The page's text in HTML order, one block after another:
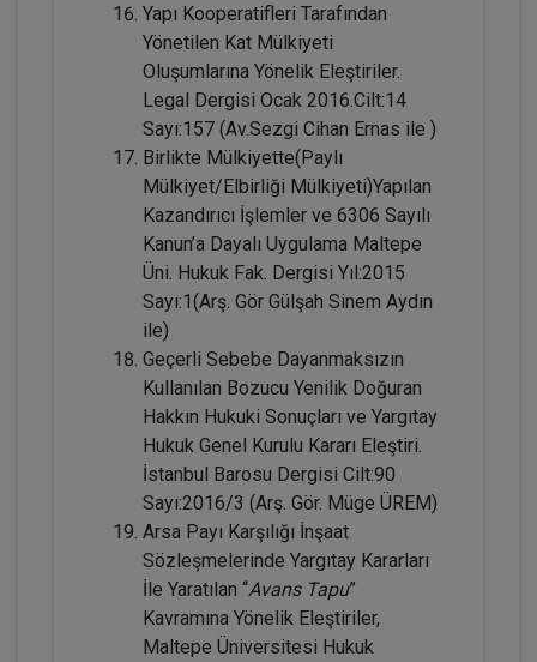
Evlilik Hukuku - IV. Medeni Hukuk
Kongresi - II. Oturum
360 TL Sepete Ekle
Tüketici Hukuku Enstitüsü
Yapı Kooperatifleri Tarafından
Yönetilen Kat Mülkiyeti
Oluşumlarına Yönelik Eleştiriler.
Legal Dergisi Ocak 2016.Cilt:14
Sayı:157 (Av.Sezgi Cihan Ernas ile )
Birlikte Mülkiyette(Paylı
Mülkiyet/Elbirliği Mülkiyeti)Yapılan
Kazandırıcı İşlemler ve 6306 Sayılı
Kanun’a Dayalı Uygulama Maltepe
Üni. Hukuk Fak. Dergisi Yıl:2015
Sayı:1(Arş. Gör Gülşah Sinem Aydın
ile)
Geçerli Sebebe Dayanmaksızın
Kullanılan Bozucu Yenilik Doğuran
Hakkın Hukuki Sonuçları ve Yargıtay
Hukuk Genel Kurulu Kararı Eleştiri.
İstanbul Barosu Dergisi Cilt:90
Sayı:2016/3 (Arş. Gör. Müge ÜREM)
Arsa Payı Karşılığı İnşaat
Sözleşmelerinde Yargıtay Kararları
İle Yaratılan “Avans Tapu”
Kavramına Yönelik Eleştiriler,
Maltepe Üniversitesi Hukuk